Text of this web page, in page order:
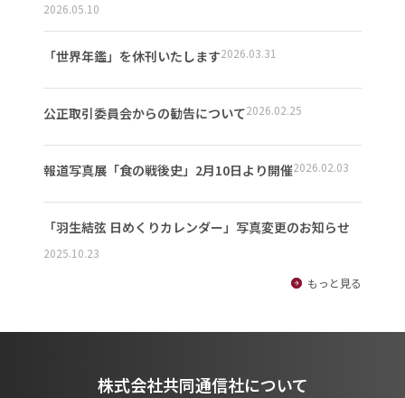
2026.05.10
「世界年鑑」を休刊いたします2026.03.31
公正取引委員会からの勧告について2026.02.25
報道写真展「食の戦後史」2月10日より開催2026.02.03
「羽生結弦 日めくりカレンダー」写真変更のお知らせ
2025.10.23
もっと見る
株式会社共同通信社について